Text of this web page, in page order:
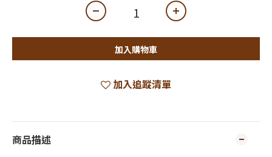
加入購物車
加入追蹤清單
商品描述